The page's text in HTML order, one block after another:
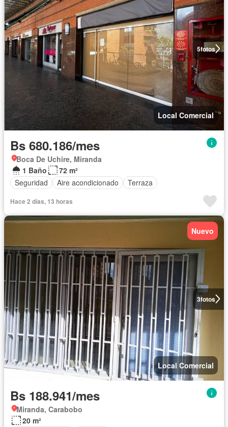
5fotos
Local Comercial
Bs 680.186/mes
Boca De Uchire, Miranda
1 Baño
72 m²
Seguridad
Aire acondicionado Terraza
Hace 2 días, 13 horas
3fotos
Nuevo
Local Comercial
Bs 188.941/mes
Miranda, Carabobo
20 m²